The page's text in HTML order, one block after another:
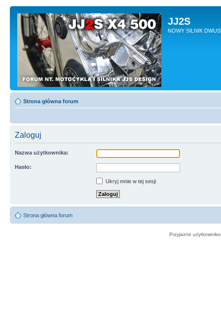
JJ2S
NOWY SILNIK
Strona główna forum
Zaloguj
Nazwa użytkownika:
Hasło:
Ukryj mnie w tej sesji
Strona główna forum
Przyjazne